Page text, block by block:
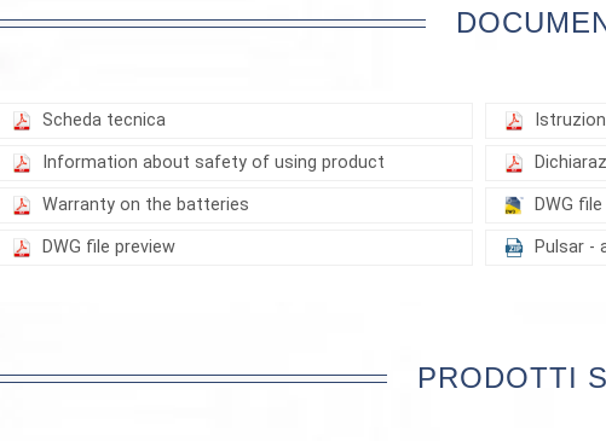
Scheda tecnica
Information about safety of using product
Warranty on the batteries DWG file
DWG file preview Pulsar -
PRODOTTI